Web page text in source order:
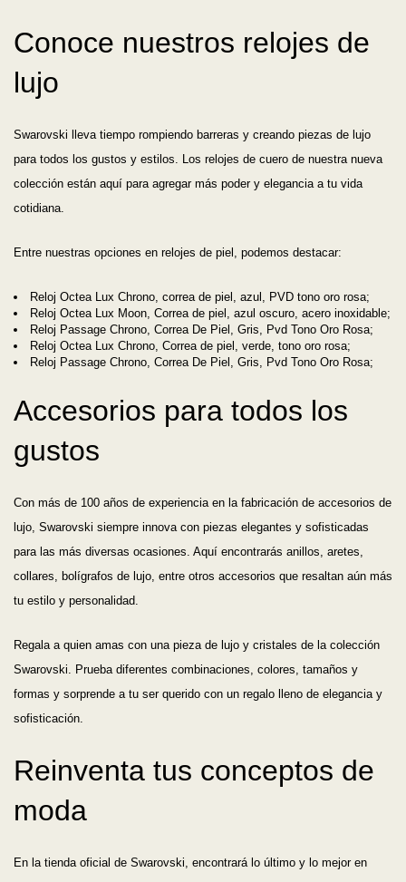
Conoce nuestros relojes de
lujo
Swarovski lleva tiempo rompiendo barreras y creando piezas de lujo
para todos los gustos y estilos. Los relojes de cuero de nuestra nueva
colección están aquí para agregar más poder y elegancia a tu vida
cotidiana.
Entre nuestras opciones en relojes de piel, podemos destacar:
Reloj Octea Lux Chrono, correa de piel, azul, PVD tono oro rosa;
Reloj Octea Lux Moon, Correa de piel, azul oscuro, acero inoxidable;
Reloj Passage Chrono, Correa De Piel, Gris, Pvd Tono Oro Rosa;
Reloj Octea Lux Chrono, Correa de piel, verde, tono oro rosa;
Reloj Passage Chrono, Correa De Piel, Gris, Pvd Tono Oro Rosa;
Accesorios para todos los
gustos
Con más de 100 años de experiencia en la fabricación de accesorios de
lujo, Swarovski siempre innova con piezas elegantes y sofisticadas
para las más diversas ocasiones. Aquí encontrarás anillos, aretes,
collares, bolígrafos de lujo, entre otros accesorios que resaltan aún más
tu estilo y personalidad.
Regala a quien amas con una pieza de lujo y cristales de la colección
Swarovski. Prueba diferentes combinaciones, colores, tamaños y
formas y sorprende a tu ser querido con un regalo lleno de elegancia y
sofisticación.
Reinventa tus conceptos de
moda
En la tienda oficial de Swarovski, encontrará lo último y lo mejor en